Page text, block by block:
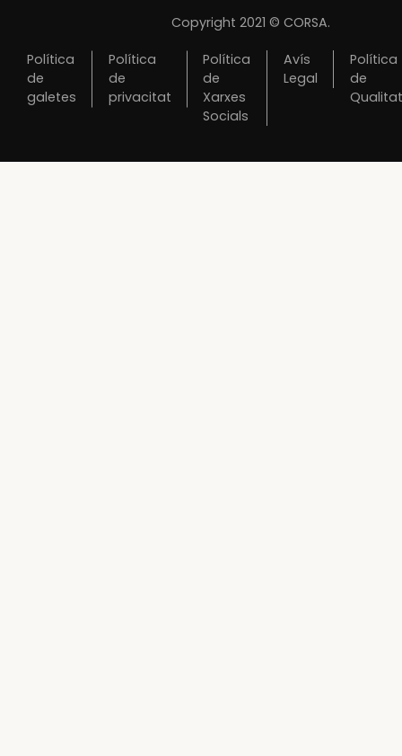
Copyright 2021 © CORSA.
Política
de
galetes
Política
de
privacitat
Política
de
Xarxes
Socials
Avís
Legal
Política
de